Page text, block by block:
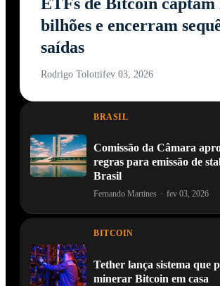
bilhões e encerram
saídas
Rodrigo Tolottifev 03, 2026
BRASIL
Comissão da Câmara
regras para emissão de
Brasil
Fernando Martines · fev 03, 2026
BITCOIN
Tether lança sistema que
minerar Bitcoin em casa